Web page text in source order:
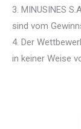
3. MINUSINES
sind vom
4. Der
in keiner Weise